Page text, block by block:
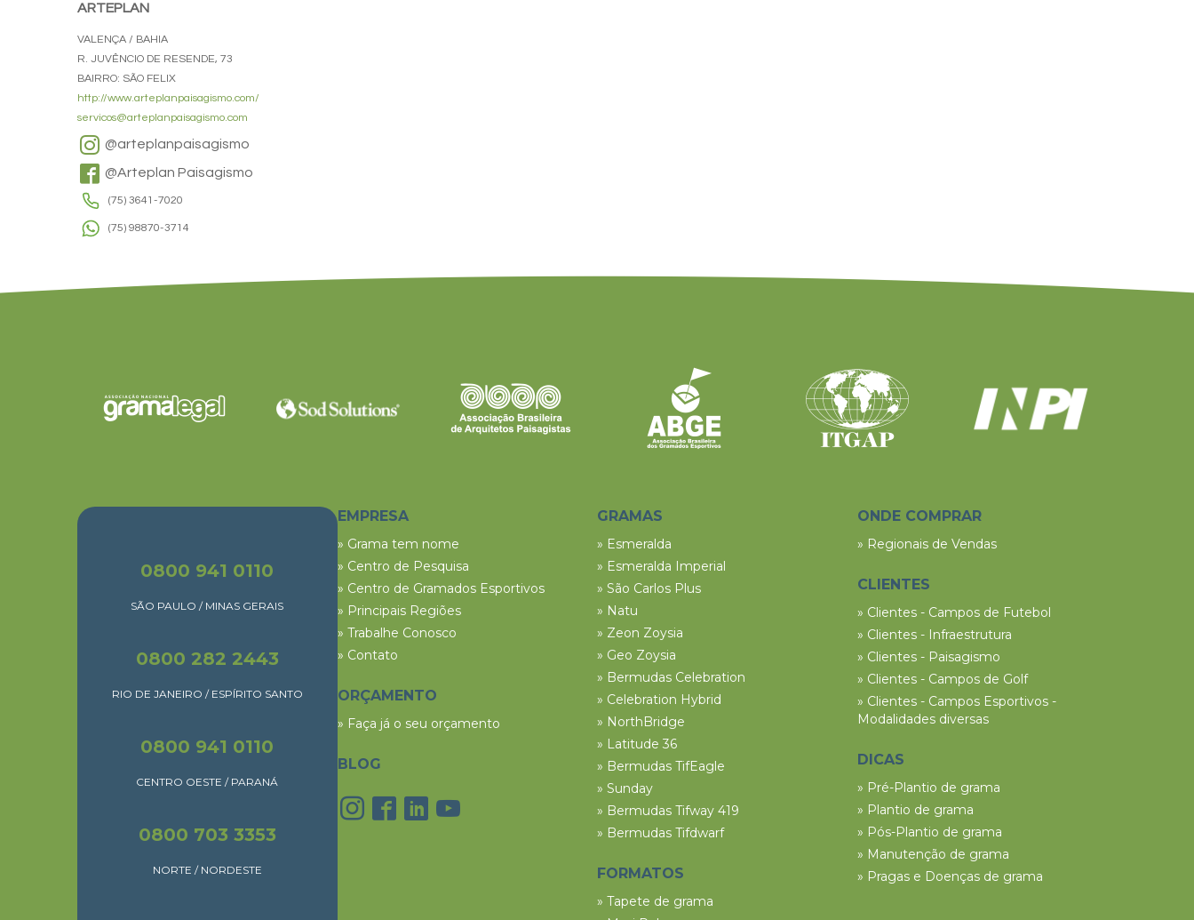
ARTEPLAN
VALENÇA / BAHIA
R. JUVÊNCIO DE RESENDE, 73
BAIRRO: SÃO FELIX
http://www.arteplanpaisagismo.com/
servicos@arteplanpaisagismo.com
@arteplanpaisagismo
@Arteplan Paisagismo
(75) 3641-7020
(75) 98870-3714
0800 941 0110
SÃO PAULO / MINAS GERAIS
0800 282 2443
RIO DE JANEIRO / ESPÍRITO SANTO
0800 941 0110
CENTRO OESTE / PARANÁ
0800 703 3353
NORTE / NORDESTE
EMPRESA
» Grama tem nome
» Centro de Pesquisa
» Centro de Gramados Esportivos
» Principais Regiões
» Trabalhe Conosco
» Contato
ORÇAMENTO
» Faça já o seu orçamento
BLOG
GRAMAS
» Esmeralda
» Esmeralda Imperial
» São Carlos Plus
» Natu
» Zeon Zoysia
» Geo Zoysia
» Bermudas Celebration
» Celebration Hybrid
» NorthBridge
» Latitude 36
» Bermudas TifEagle
» Sunday
» Bermudas Tifway 419
» Bermudas Tifdwarf
FORMATOS
» Tapete de grama
ONDE COMPRAR
» Regionais de Vendas
CLIENTES
» Clientes - Campos de Futebol
» Clientes - Infraestrutura
» Clientes - Paisagismo
» Clientes - Campos de Golf
» Clientes - Campos Esportivos -
Modalidades diversas
DICAS
» Pré-Plantio de grama
» Plantio de grama
» Pós-Plantio de grama
» Manutenção de grama
» Pragas e Doenças de grama